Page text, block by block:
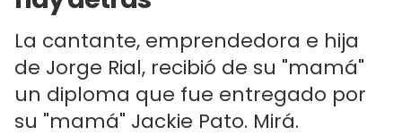
La cantante, emprendedora e hija
de Jorge Rial, recibió de su "mamá"
un diploma que fue entregado por
su "mamá" Jackie Pato. Mirá.